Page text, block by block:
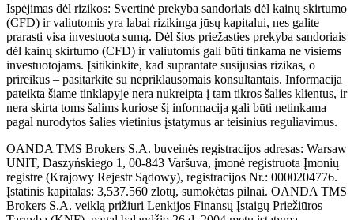
Ispėjimas dėl rizikos: Svertinė prekyba sandoriais dėl kainų skirtumo
(CFD) ir valiutomis yra labai rizikinga jūsų kapitalui, nes galite
prarasti visa investuota sumą. Dėl šios priežasties prekyba sandoriais
dėl kainų skirtumo (CFD) ir valiutomis gali būti tinkama ne visiems
investuotojams. Įsitikinkite, kad suprantate susijusias rizikas, o
prireikus – pasitarkite su nepriklausomais konsultantais. Informacija
pateikta šiame tinklapyje nera nukreipta į tam tikros šalies klientus, ir
nera skirta toms šalims kuriose šį informacija gali būti netinkama
pagal nurodytos šalies vietinius įstatymus ar teisinius reguliavimus.
OANDA TMS Brokers S.A. buveinės registracijos adresas: Warsaw
UNIT, Daszyńskiego 1, 00-843 Varšuva, įmonė registruota Įmonių
registre (Krajowy Rejestr Sądowy), registracijos Nr.: 0000204776.
Įstatinis kapitalas: 3,537.560 zlotų, sumokėtas pilnai. OANDA TMS
Brokers S.A. veiklą prižiuri Lenkijos Finansų Įstaigų Priežiūros